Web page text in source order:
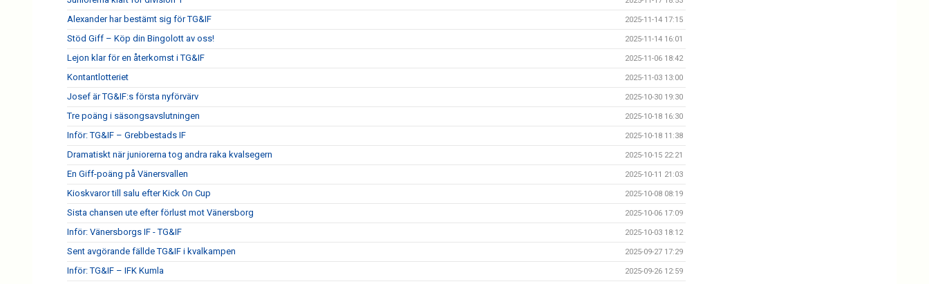
Alexander har bestämt sig för TG&IF 2025-11-14 17:15
Stöd Giff – Köp din Bingolott av oss! 2025-11-14 16:01
Lejon klar för en återkomst i TG&IF 2025-11-06 18:42
Kontantlotteriet 2025-11-03 13:00
Josef är TG&IF:s första nyförvärv 2025-10-30 19:30
Tre poäng i säsongsavslutningen 2025-10-18 16:30
Inför: TG&IF – Grebbestads IF 2025-10-18 11:38
Dramatiskt när juniorerna tog andra raka kvalsegern 2025-10-15 22:21
En Giff-poäng på Vänersvallen 2025-10-11 21:03
Kioskvaror till salu efter Kick On Cup 2025-10-08 08:19
Sista chansen ute efter förlust mot Vänersborg 2025-10-06 17:09
Inför: Vänersborgs IF - TG&IF 2025-10-03 18:12
Sent avgörande fällde TG&IF i kvalkampen 2025-09-27 17:29
Inför: TG&IF – IFK Kumla 2025-09-26 12:59